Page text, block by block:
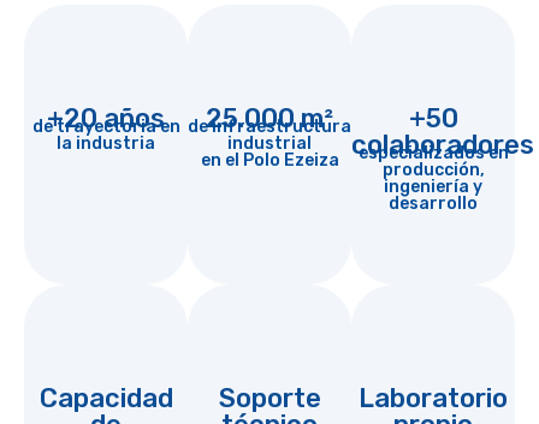
+20 años
de trayectoria en
la industria
25.000 m²
de infraestructura
industrial
en el Polo Ezeiza
+50
colaboradores
especializados en
producción,
ingeniería y
desarrollo
Capacidad
Soporte
Laboratorio